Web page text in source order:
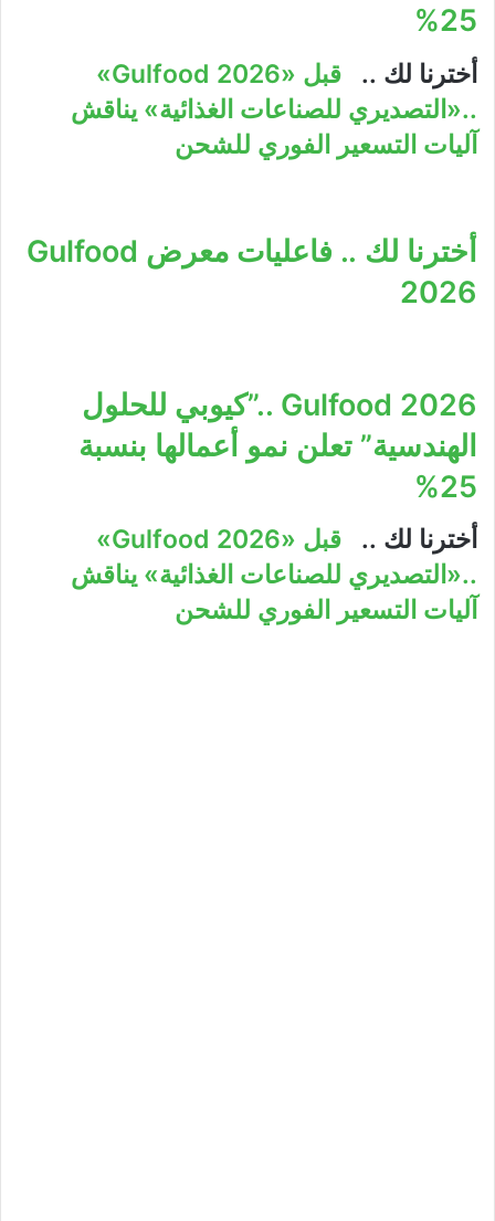
25%
أخترنا لك ..
قبل «Gulfood 2026»
..«التصديري للصناعات الغذائية» يناقش
آليات التسعير الفوري للشحن
أخترنا لك .. فاعليات معرض Gulfood
2026
Gulfood 2026 ..”كيوبي للحلول
الهندسية” تعلن نمو أعمالها بنسبة
25%
أخترنا لك ..
قبل «Gulfood 2026»
..«التصديري للصناعات الغذائية» يناقش
آليات التسعير الفوري للشحن